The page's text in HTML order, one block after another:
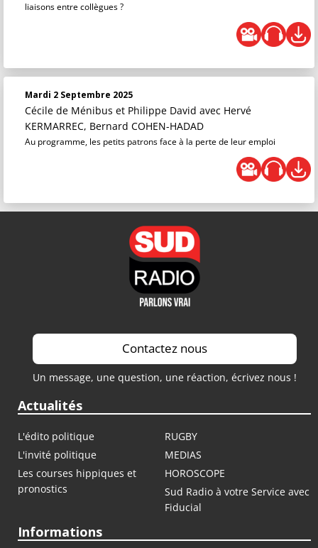
liaisons entre collègues ?
Mardi 2 Septembre 2025
Cécile de Ménibus et Philippe David avec Hervé
KERMARREC, Bernard COHEN-HADAD
Au programme, les petits patrons face à la perte de leur emploi
Contactez nous
Un message, une question, une réaction, écrivez nous !
Actualités
L'édito politique
RUGBY
L'invité politique
MEDIAS
Les courses hippiques et
pronostics
HOROSCOPE
Sud Radio à votre Service avec
Fiducial
Informations